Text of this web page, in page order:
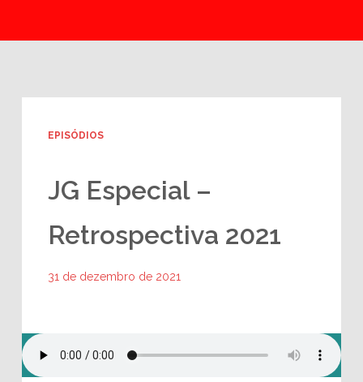
EPISÓDIOS
JG Especial –
Retrospectiva 2021
31 de dezembro de 2021